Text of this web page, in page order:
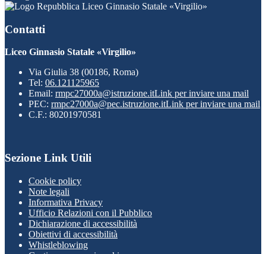
Liceo Ginnasio Statale «Virgilio»
Contatti
Liceo Ginnasio Statale «Virgilio»
Via Giulia 38 (00186, Roma)
Tel: 06.121125965
Email: rmpc27000a@istruzione.itLink per inviare una mail
PEC: rmpc27000a@pec.istruzione.itLink per inviare una mail
C.F.: 80201970581
Sezione Link Utili
Cookie policy
Note legali
Informativa Privacy
Ufficio Relazioni con il Pubblico
Dichiarazione di accessibilità
Obiettivi di accessibilità
Whistleblowing